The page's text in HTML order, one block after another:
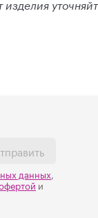
изделия
данных,
и